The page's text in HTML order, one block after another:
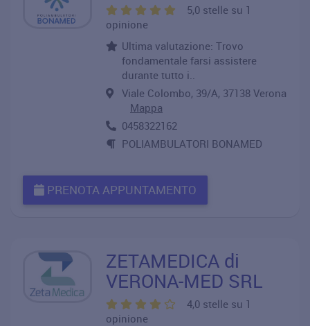
5,0 stelle su 1
opinione
Ultima valutazione: Trovo
fondamentale farsi assistere
durante tutto i..
Viale Colombo, 39/A, 37138 Verona
Mappa
0458322162
POLIAMBULATORI BONAMED
PRENOTA APPUNTAMENTO
ZETAMEDICA di
VERONA-MED SRL
4,0 stelle su 1
opinione